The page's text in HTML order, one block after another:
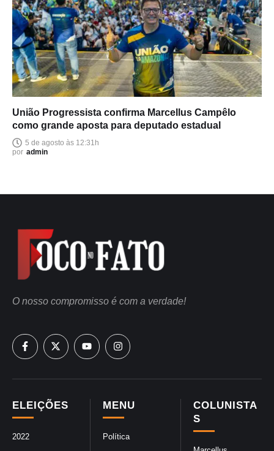
União Progressista confirma Marcellus Campêlo
como grande aposta para deputado estadual
5 de agosto às 12:31h
por admin
COLUNISTA
S
MENU
Política
ELEIÇÕES
2022
O nosso compromisso é com a verdade!